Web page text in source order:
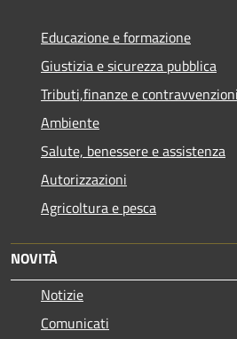
Educazione e formazione
Giustizia e sicurezza pubblica
Tributi,finanze e contravvenzioni
Ambiente
Salute, benessere e assistenza
Autorizzazioni
Agricoltura e pesca
NOVITÀ
Notizie
Comunicati